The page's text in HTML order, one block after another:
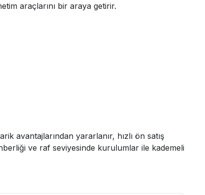
araçlarını bir araya getirir.
avantajlarından yararlanır, hızlı ön satış
ve raf seviyesinde kurulumlar ile kademeli